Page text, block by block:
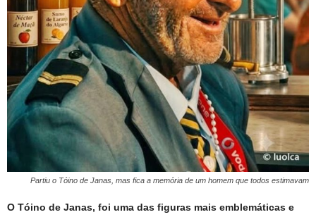
Partiu o Tóino de Janas, mas fica a memória de um homem que todos estimavam
O Tóino de Janas, foi uma das figuras mais emblemáticas e